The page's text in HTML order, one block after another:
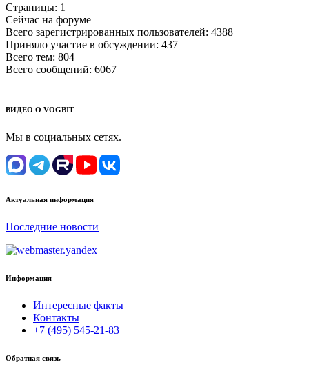
Страницы: 1
Сейчас на форуме
Всего зарегистрированных пользователей: 4388
Приняло участие в обсуждении: 437
Всего тем: 804
Всего сообщений: 6067
ВИДЕО О VOGBIT
Мы в социальных сетях.
Актуальная информация
Последние новости
Информация
Интересные факты
Контакты
+7 (495) 545-21-83
Обратная связь